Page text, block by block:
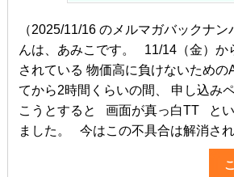
（2025/11/16 のメルマガバックナ
んは、あみこです。 11/14（金）か
されている 物価高に負けないため
てから2時間くらいの間、 申し込み
こうとすると 画面が真っ白TT と
ました。 今はこの不具合は解消さ